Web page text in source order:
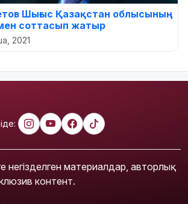
Шығыс Қазақстан облысының
соттасып жатыр
2021
негізделген материалдар, авторлық
контент.